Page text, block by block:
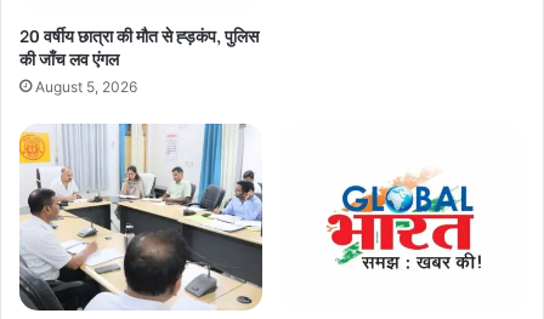
20 वर्षीय छात्रा की मौत से ह्ड़कंप, पुलिस
की जाँच लव एंगल
August 5, 2026